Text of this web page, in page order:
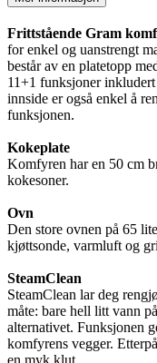
Frittstående Gram
for enkel og uanstrengt
består av en platetopp
11+1 funksjoner
innside er også enkel å
funksjonen.
Kokeplate
Komfyren har en 50 cm
kokesoner.
Ovn
Den store ovnen på 65
kjøttsonde, varmluft og
SteamClean
SteamClean lar deg
måte: bare hell litt vann
alternativet. Funksjonen
komfyrens vegger.
en myk klut.